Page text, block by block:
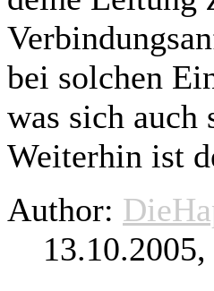
bei solchen
was sich
Weiterhin ist
Author: